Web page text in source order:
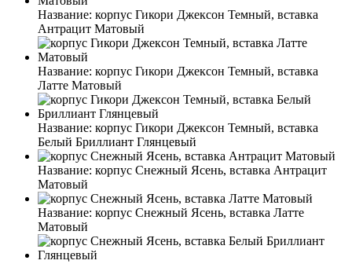
Название: корпус Гикори Джексон Темный, вставка
Антрацит Матовый
Название: корпус Гикори Джексон Темный, вставка
Латте Матовый
Название: корпус Гикори Джексон Темный, вставка
Белый Бриллиант Глянцевый
Название: корпус Снежный Ясень, вставка Антрацит
Матовый
Название: корпус Снежный Ясень, вставка Латте
Матовый